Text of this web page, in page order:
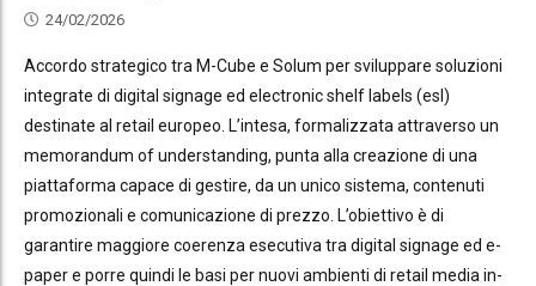
24/02/2026
Accordo strategico tra M-Cube e Solum per sviluppare soluzioni
integrate di digital signage ed electronic shelf labels (esl)
destinate al retail europeo. L’intesa, formalizzata attraverso un
memorandum of understanding, punta alla creazione di una
piattaforma capace di gestire, da un unico sistema, contenuti
promozionali e comunicazione di prezzo. L’obiettivo è di
garantire maggiore coerenza esecutiva tra digital signage ed e-
paper e porre quindi le basi per nuovi ambienti di retail media in-